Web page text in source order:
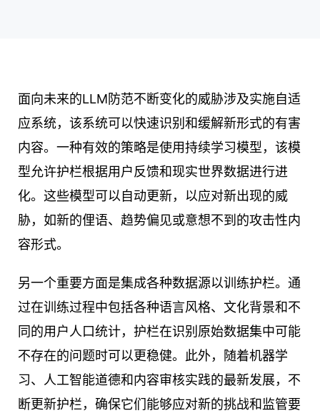
面向未来的LLM防范不断变化的威胁涉及实施自适
应系统，该系统可以快速识别和缓解新形式的有害
内容。一种有效的策略是使用持续学习模型，该模
型允许护栏根据用户反馈和现实世界数据进行进
化。这些模型可以自动更新，以应对新出现的威
胁，如新的俚语、趋势偏见或意想不到的攻击性内
容形式。
另一个重要方面是集成各种数据源以训练护栏。通
过在训练过程中包括各种语言风格、文化背景和不
同的用户人口统计，护栏在识别原始数据集中可能
不存在的问题时可以更稳健。此外，随着机器学
习、人工智能道德和内容审核实践的最新发展，不
断更新护栏，确保它们能够应对新的挑战和监管要